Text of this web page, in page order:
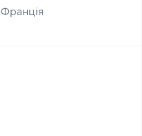
Франція